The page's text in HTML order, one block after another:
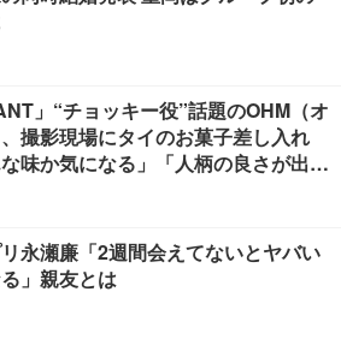
」“チョッキー役”話題のOHM（オ
撮影現場にタイのお菓子差し入れ
な味か気になる」「人柄の良さが出て
永瀬廉「2週間会えてないとヤバい
」親友とは